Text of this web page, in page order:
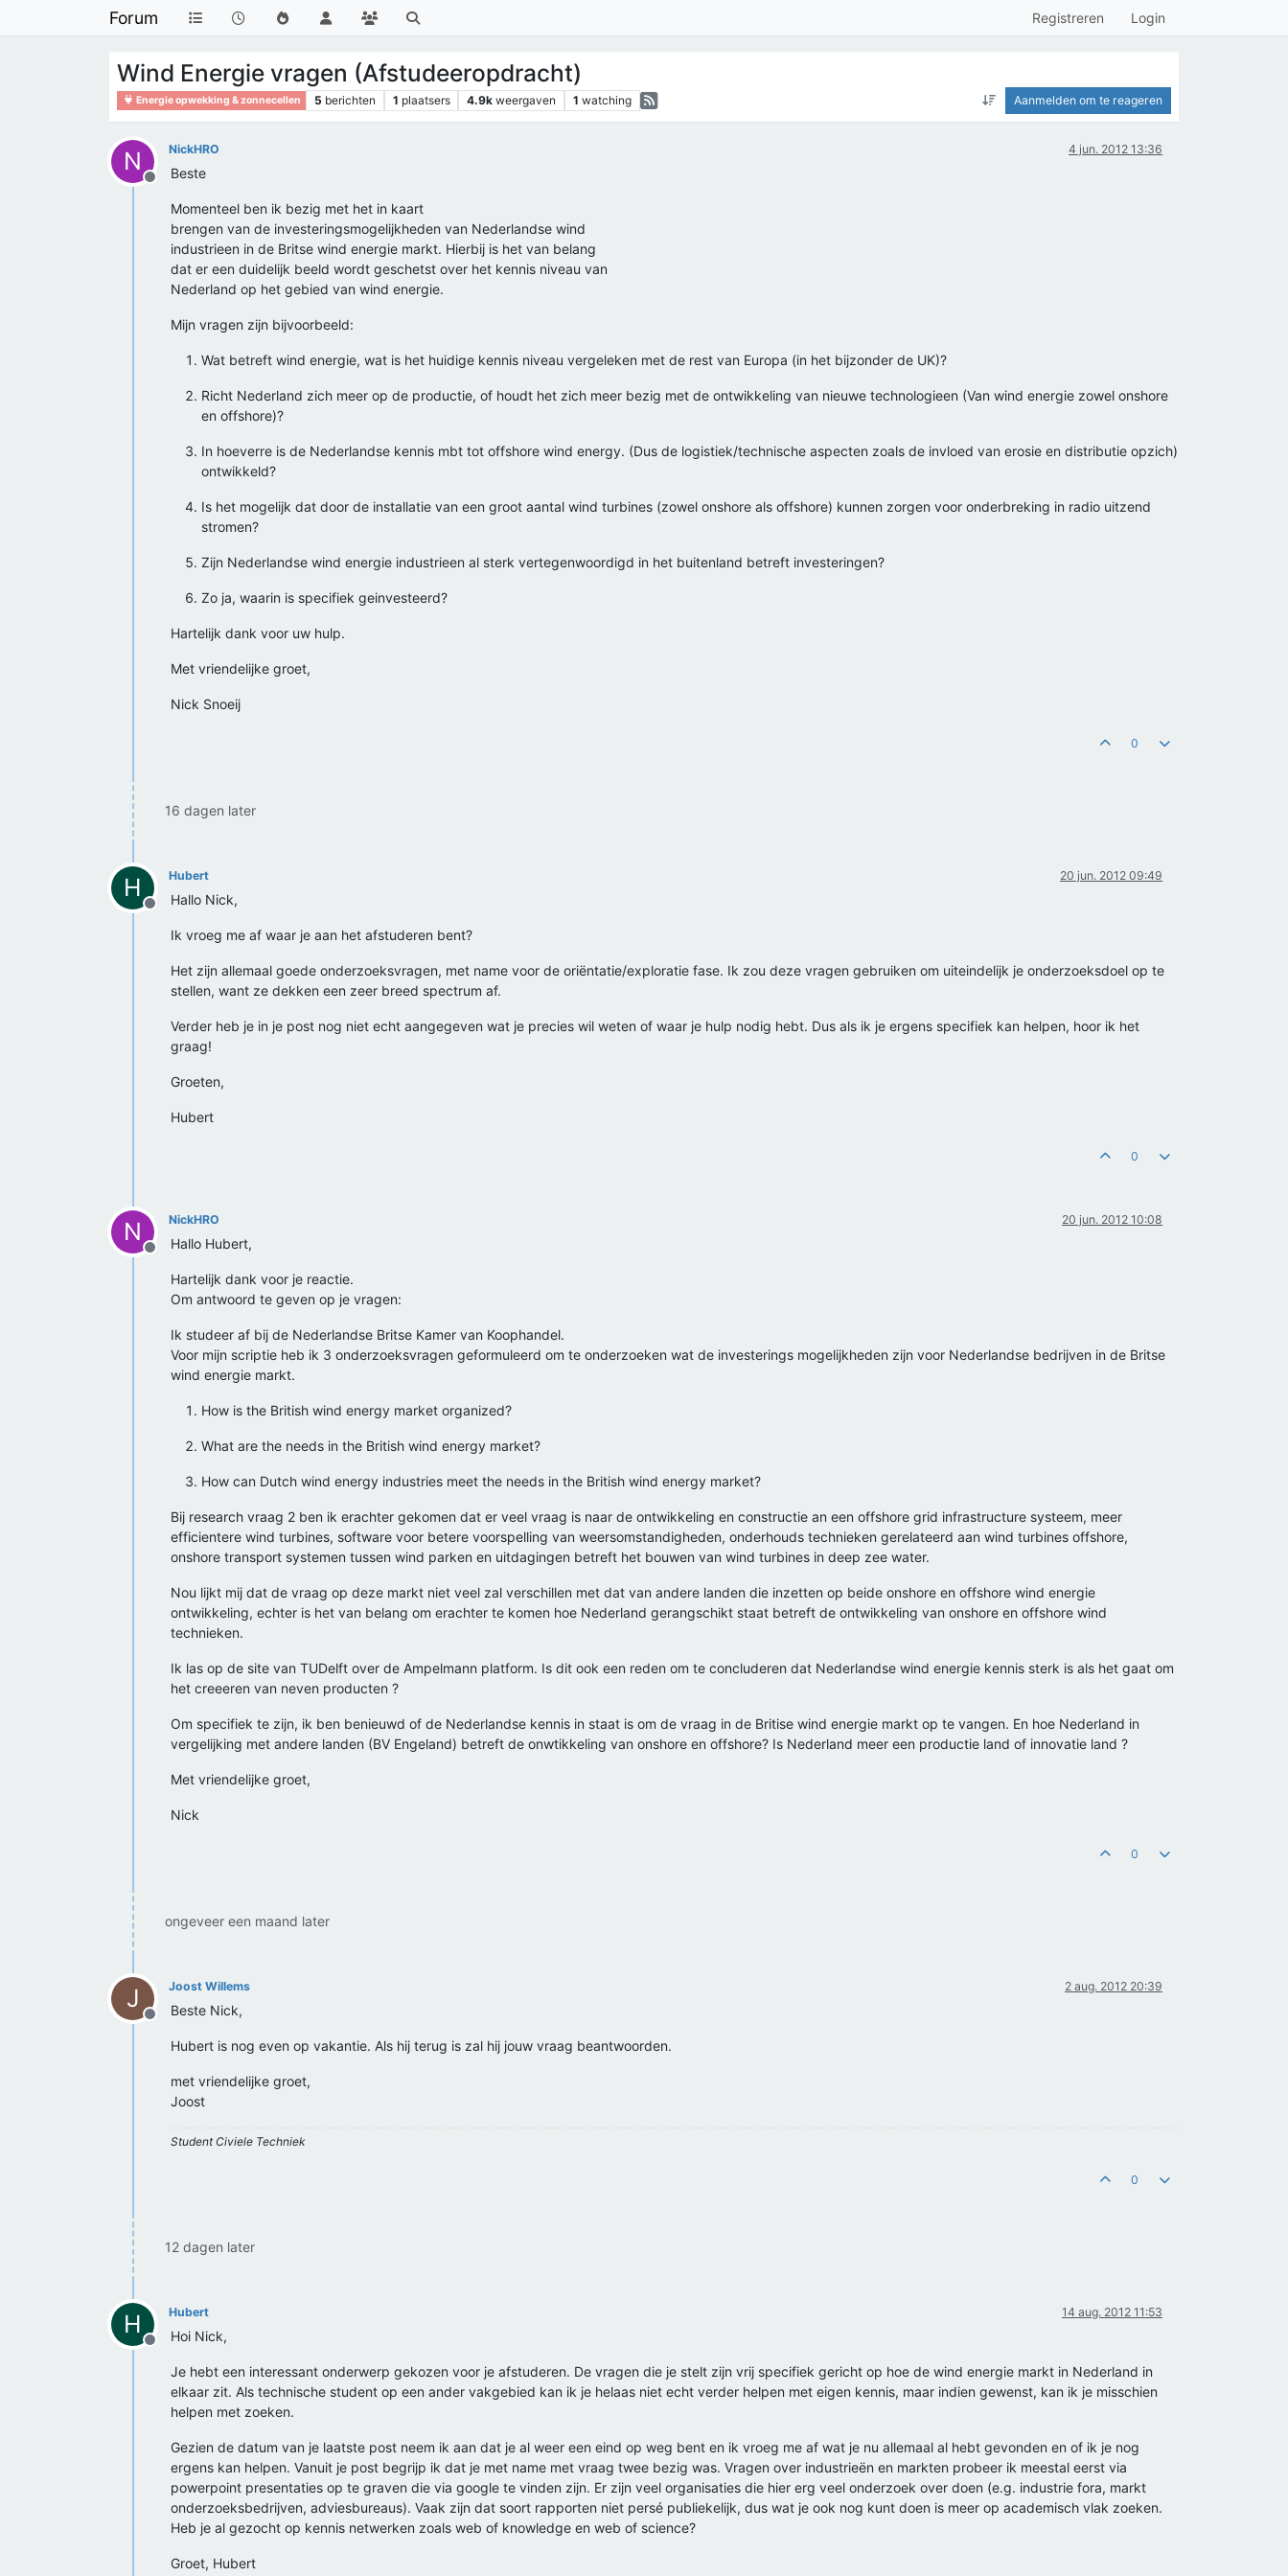
Forum Registreren Login
Wind Energie vragen (Afstudeeropdracht)
Energie opwekking & zonnecellen 5 berichten 1 plaatsers 4.9k weergaven 1 watching Aanmelden om te reageren
N
Offline
NickHRO 4 jun. 2012 13:36
Beste
Momenteel ben ik bezig met het in kaart
brengen van de investeringsmogelijkheden van Nederlandse wind
industrieen in de Britse wind energie markt. Hierbij is het van belang
dat er een duidelijk beeld wordt geschetst over het kennis niveau van
Nederland op het gebied van wind energie.
Mijn vragen zijn bijvoorbeeld:
Wat betreft wind energie, wat is het huidige kennis niveau vergeleken met de rest van Europa (in het bijzonder de UK)?
Richt Nederland zich meer op de productie, of houdt het zich meer bezig met de ontwikkeling van nieuwe technologieen (Van wind energie zowel onshore
en offshore)?
In hoeverre is de Nederlandse kennis mbt tot offshore wind energy. (Dus de logistiek/technische aspecten zoals de invloed van erosie en distributie opzich)
ontwikkeld?
Is het mogelijk dat door de installatie van een groot aantal wind turbines (zowel onshore als offshore) kunnen zorgen voor onderbreking in radio uitzend
stromen?
Zijn Nederlandse wind energie industrieen al sterk vertegenwoordigd in het buitenland betreft investeringen?
Zo ja, waarin is specifiek geinvesteerd?
Hartelijk dank voor uw hulp.
Met vriendelijke groet,
Nick Snoeij
0
16 dagen later
H
Offline
Hubert 20 jun. 2012 09:49
Hallo Nick,
Ik vroeg me af waar je aan het afstuderen bent?
Het zijn allemaal goede onderzoeksvragen, met name voor de oriëntatie/exploratie fase. Ik zou deze vragen gebruiken om uiteindelijk je onderzoeksdoel op te
stellen, want ze dekken een zeer breed spectrum af.
Verder heb je in je post nog niet echt aangegeven wat je precies wil weten of waar je hulp nodig hebt. Dus als ik je ergens specifiek kan helpen, hoor ik het
graag!
Groeten,
Hubert
0
N
Offline
NickHRO 20 jun. 2012 10:08
Hallo Hubert,
Hartelijk dank voor je reactie.
Om antwoord te geven op je vragen:
Ik studeer af bij de Nederlandse Britse Kamer van Koophandel.
Voor mijn scriptie heb ik 3 onderzoeksvragen geformuleerd om te onderzoeken wat de investerings mogelijkheden zijn voor Nederlandse bedrijven in de Britse
wind energie markt.
How is the British wind energy market organized?
What are the needs in the British wind energy market?
How can Dutch wind energy industries meet the needs in the British wind energy market?
Bij research vraag 2 ben ik erachter gekomen dat er veel vraag is naar de ontwikkeling en constructie an een offshore grid infrastructure systeem, meer
efficientere wind turbines, software voor betere voorspelling van weersomstandigheden, onderhouds technieken gerelateerd aan wind turbines offshore,
onshore transport systemen tussen wind parken en uitdagingen betreft het bouwen van wind turbines in deep zee water.
Nou lijkt mij dat de vraag op deze markt niet veel zal verschillen met dat van andere landen die inzetten op beide onshore en offshore wind energie
ontwikkeling, echter is het van belang om erachter te komen hoe Nederland gerangschikt staat betreft de ontwikkeling van onshore en offshore wind
technieken.
Ik las op de site van TUDelft over de Ampelmann platform. Is dit ook een reden om te concluderen dat Nederlandse wind energie kennis sterk is als het gaat om
het creeeren van neven producten ?
Om specifiek te zijn, ik ben benieuwd of de Nederlandse kennis in staat is om de vraag in de Britise wind energie markt op te vangen. En hoe Nederland in
vergelijking met andere landen (BV Engeland) betreft de onwtikkeling van onshore en offshore? Is Nederland meer een productie land of innovatie land ?
Met vriendelijke groet,
Nick
0
ongeveer een maand later
J
Offline
Joost Willems 2 aug. 2012 20:39
Beste Nick,
Hubert is nog even op vakantie. Als hij terug is zal hij jouw vraag beantwoorden.
met vriendelijke groet,
Joost
Student Civiele Techniek
0
12 dagen later
H
Offline
Hubert 14 aug. 2012 11:53
Hoi Nick,
Je hebt een interessant onderwerp gekozen voor je afstuderen. De vragen die je stelt zijn vrij specifiek gericht op hoe de wind energie markt in Nederland in
elkaar zit. Als technische student op een ander vakgebied kan ik je helaas niet echt verder helpen met eigen kennis, maar indien gewenst, kan ik je misschien
helpen met zoeken.
Gezien de datum van je laatste post neem ik aan dat je al weer een eind op weg bent en ik vroeg me af wat je nu allemaal al hebt gevonden en of ik je nog
ergens kan helpen. Vanuit je post begrijp ik dat je met name met vraag twee bezig was. Vragen over industrieën en markten probeer ik meestal eerst via
powerpoint presentaties op te graven die via google te vinden zijn. Er zijn veel organisaties die hier erg veel onderzoek over doen (e.g. industrie fora, markt
onderzoeksbedrijven, adviesbureaus). Vaak zijn dat soort rapporten niet persé publiekelijk, dus wat je ook nog kunt doen is meer op academisch vlak zoeken.
Heb je al gezocht op kennis netwerken zoals web of knowledge en web of science?
Groet, Hubert